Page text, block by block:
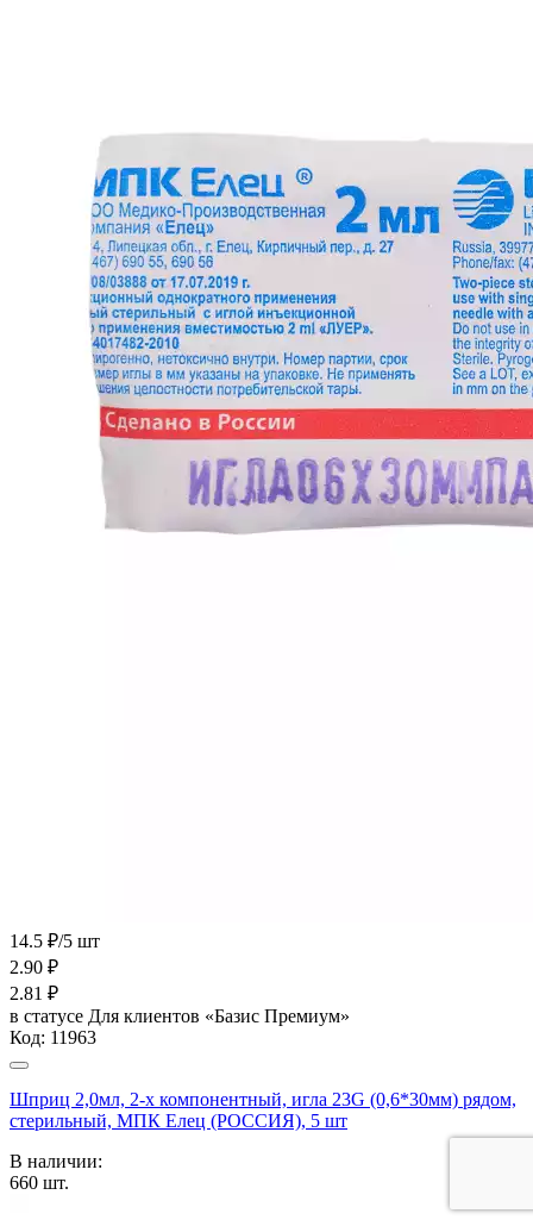
14.5 ₽/5 шт
2.90 ₽
2.81 ₽
в статусе Для клиентов «Базис Премиум»
Код: 11963
Шприц 2,0мл, 2-х компонентный, игла 23G (0,6*30мм) рядом,
стерильный, МПК Елец (РОССИЯ), 5 шт
В наличии:
660 шт.